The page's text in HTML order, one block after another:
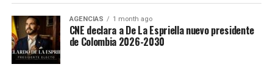
Casanare fue elejida en la noche de coronación y
clausura del 52 Festival Del Folclor Colombiano.
Jania Raquel Osorio Mejia, representante del
departamento de Cordoba, fue coronada como la nueva
AGENCIAS 1 month ago
CNE declara a De La Espriella nuevo presidente
de Colombia 2026-2030